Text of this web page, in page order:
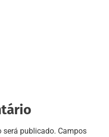
será publicado. Campos